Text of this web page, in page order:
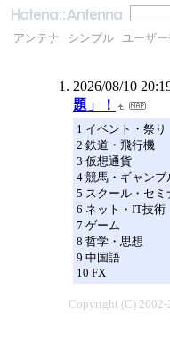
アンテナ シンプル ユーザ
2026/08/10
題」！
1 イベント・祭り
2 鉄道・飛行機
3 仮想通貨
4 競馬・ギャンブ
5 スクール・セミ
6 ネット・IT技術
7 ゲーム
8 哲学・思想
9 中国語
10 FX
Copyright (C) 2002-